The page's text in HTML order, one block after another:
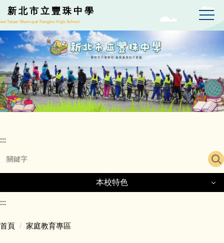
跳
到
主
要
容
區
新北市立豐珠中學
Taipei Municipal Fongjhu High School.
:::
本校特色
:::
首頁 家庭教育專區